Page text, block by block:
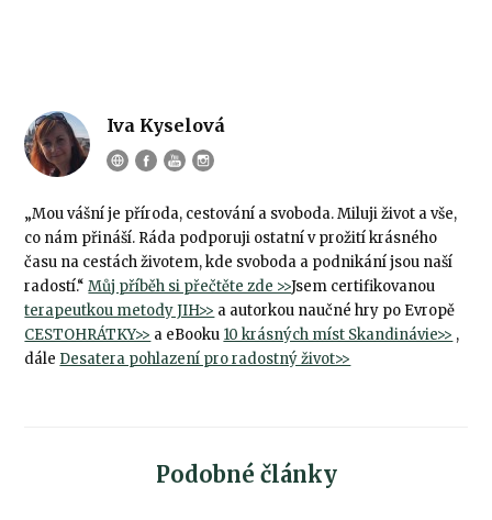
Iva Kyselová
„Mou vášní je příroda, cestování a svoboda. Miluji život a vše,
co nám přináší. Ráda podporuji ostatní v prožití krásného
času na cestách životem, kde svoboda a podnikání jsou naší
radostí.“Můj příběh si přečtěte zde >>Jsem certifikovanou
terapeutkou metody JIH>> a autorkou naučné hry po Evropě
CESTOHRÁTKY>> a eBooku 10 krásných míst Skandinávie>> ,
dále Desatera pohlazení pro radostný život>>
Podobné články